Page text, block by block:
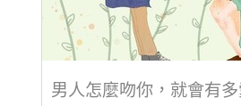
男人怎麼吻你，就會有